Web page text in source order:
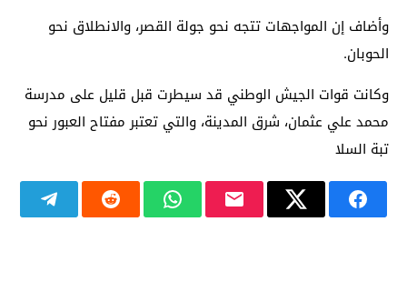
وأضاف إن المواجهات تتجه نحو جولة القصر، والانطلاق نحو
الحوبان.
وكانت قوات الجيش الوطني قد سيطرت قبل قليل على مدرسة
محمد علي عثمان، شرق المدينة، والتي تعتبر مفتاح العبور نحو
تبة السلا